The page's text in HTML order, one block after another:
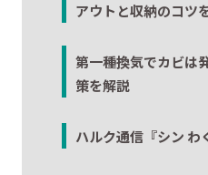
アウトと収納のコツ
第一種換気でカビは
策を解説
ハルク通信『シン わ